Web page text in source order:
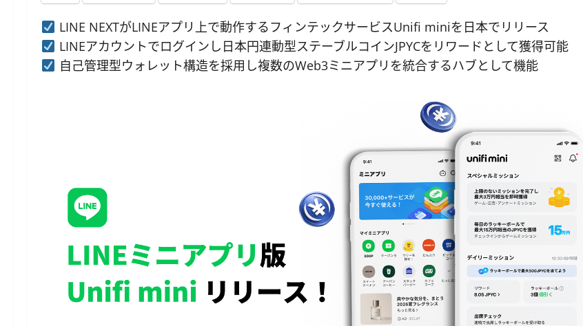
LINE NEXTがLINEアプリ上で動作するフィンテックサービスUnifi miniを日本でリリース
LINEアカウントでログインし日本円連動型ステーブルコインJPYCをリワードとして獲得可能
自己管理型ウォレット構造を採用し複数のWeb3ミニアプリを統合するハブとして機能